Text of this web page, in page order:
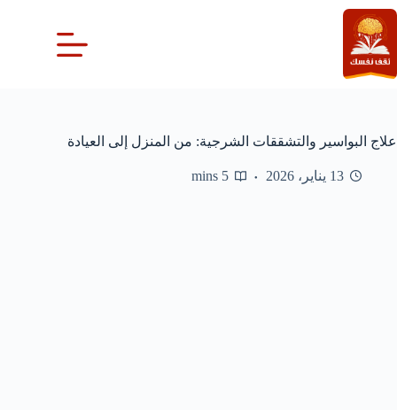
التجاوز
إلى
المحتوى
علاج البواسير والتشققات الشرجية: من المنزل إلى العيادة
13 يناير، 2026 5 mins